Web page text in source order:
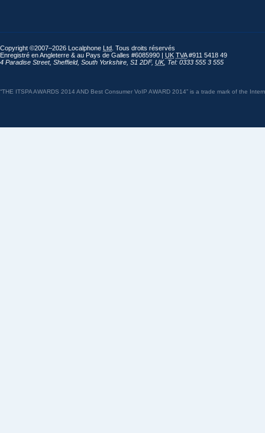
Copyright ©2007–2026 Localphone Ltd . Tous droits réservés
Enregistré en Angleterre & au Pays de Galles #6085990 | UK TVA#911 5418 49
4 Paradise Street, Sheffield, South Yorkshire S1 2DF, UK, Tel: 0333 555 3 555
“THE ITSPA AWARDS 2014 AND Best Consumer VoIP AWARD 2014” is a trade mark of the